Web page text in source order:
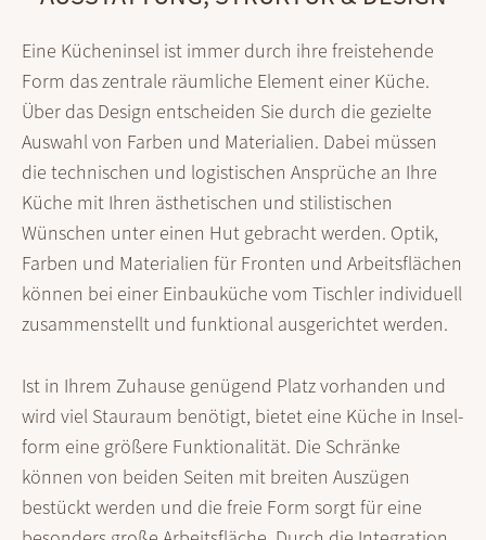
Eine Kücheninsel ist immer durch ihre frei­stehende
Form das zentrale räum­liche Element einer Küche.
Über das Design entscheiden Sie durch die gezielte
Auswahl von Farben und Materi­alien. Dabei müssen
die tech­nischen und logis­tischen Ansprüche an Ihre
Küche mit Ihren ästhe­tischen und stilis­tischen
Wünschen unter einen Hut gebracht werden. Optik,
Farben und Materialien für Fronten und Arbeits­flächen
können bei einer Einbau­küche vom Tischler indivi­duell
zusammen­stellt und funktional ausgerichtet werden.
Ist in Ihrem Zuhause genügend Platz vorhanden und
wird viel Stau­raum benötigt, bietet eine Küche in Insel­
form eine größere Funktio­nalität. Die Schränke
können von beiden Seiten mit breiten Auszügen
bestückt werden und die freie Form sorgt für eine